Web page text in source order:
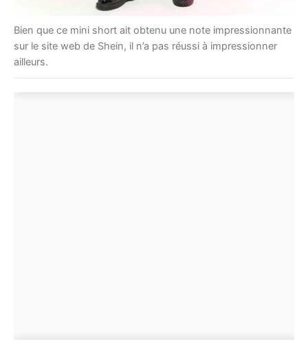
Bien que ce mini short ait obtenu une note impressionnante
sur le site web de Shein, il n’a pas réussi à impressionner
ailleurs.